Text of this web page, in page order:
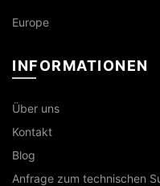
Europe
INFORMATIONEN
Über uns
Kontakt
Blog
Anfrage zum technischen